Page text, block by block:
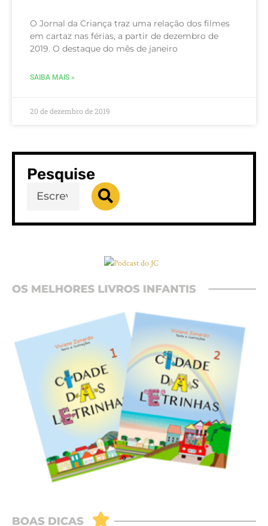
O Jornal da Criança traz uma relação dos filmes
em cartaz nas férias, a partir de dezembro de
2019. O destaque do mês de janeiro
SAIBA MAIS »
20 de dezembro de 2019
Pesquise